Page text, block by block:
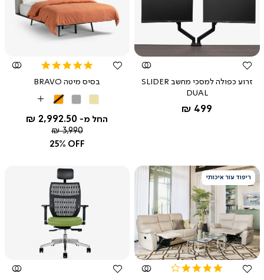
צפייה
מהירה
זרוע כפולה למסכי מחשב SLIDER
DUAL
החל מ-
499 ₪
צפייה
מהירה
rating
בסיס מיטה BRAVO
אפורכתום
More
Colors
החל מ- 2,992.50 ₪
מחיר
רגיל
3,990 ₪
25% OFF
ריפוד עור איכותי
צפייה
מהירה
4.0
צפייה
מהירה